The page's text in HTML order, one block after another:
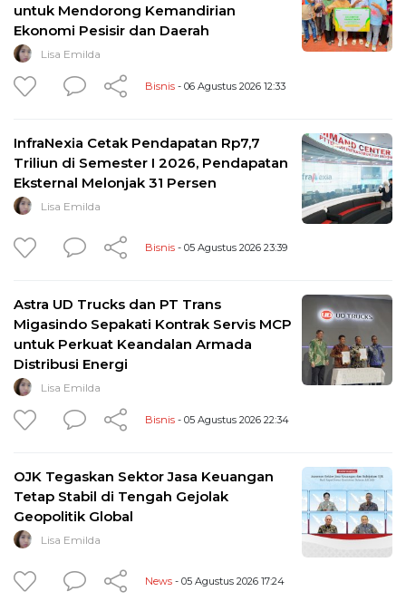
untuk Mendorong Kemandirian
Ekonomi Pesisir dan Daerah
Lisa Emilda
Bisnis - 06 Agustus 2026 12:33
InfraNexia Cetak Pendapatan Rp7,7
Triliun di Semester I 2026, Pendapatan
Eksternal Melonjak 31 Persen
Lisa Emilda
Bisnis - 05 Agustus 2026 23:39
Astra UD Trucks dan PT Trans
Migasindo Sepakati Kontrak Servis MCP
untuk Perkuat Keandalan Armada
Distribusi Energi
Lisa Emilda
Bisnis - 05 Agustus 2026 22:34
OJK Tegaskan Sektor Jasa Keuangan
Tetap Stabil di Tengah Gejolak
Geopolitik Global
Lisa Emilda
News - 05 Agustus 2026 17:24